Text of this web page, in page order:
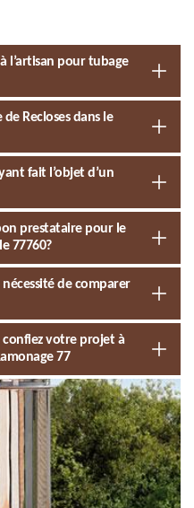
l’artisan pour tubage
Recloses dans le
fait l’objet d’un
prestataire pour le
77760?
nécessité de comparer
confiez votre projet à
77